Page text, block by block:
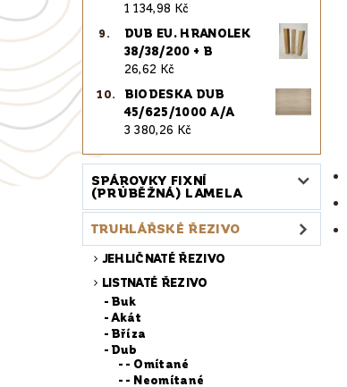
1 134,98 Kč
DUB EU. HRANOLEK
38/38/200 + B
26,62 Kč
BIODESKA DUB
45/625/1000 A/A
3 380,26 Kč
SPÁROVKY FIXNÍ
(PRŮBĚŽNÁ) LAMELA
TRUHLÁŘSKÉ ŘEZIVO
JEHLIČNATÉ ŘEZIVO
LISTNATÉ ŘEZIVO
Buk
Akát
Bříza
Dub
- Omítané
- Neomítané